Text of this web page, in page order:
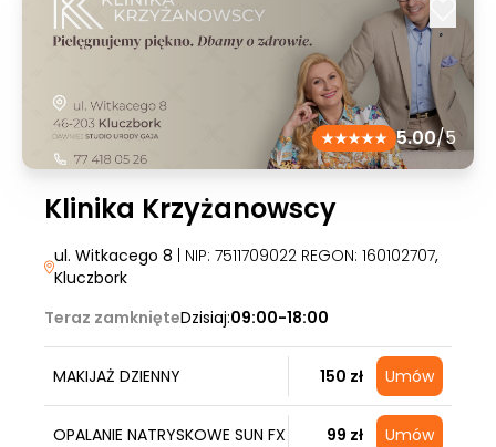
5.00/5
Klinika Krzyżanowscy
ul. Witkacego 8 | NIP: 7511709022 REGON: 160102707,
Kluczbork
Teraz zamknięteDzisiaj:09:00-18:00
MAKIJAŻ DZIENNY 150 zł Umów
OPALANIE NATRYSKOWE SUN FX 99 zł Umów